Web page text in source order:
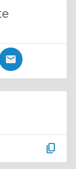
content_copy